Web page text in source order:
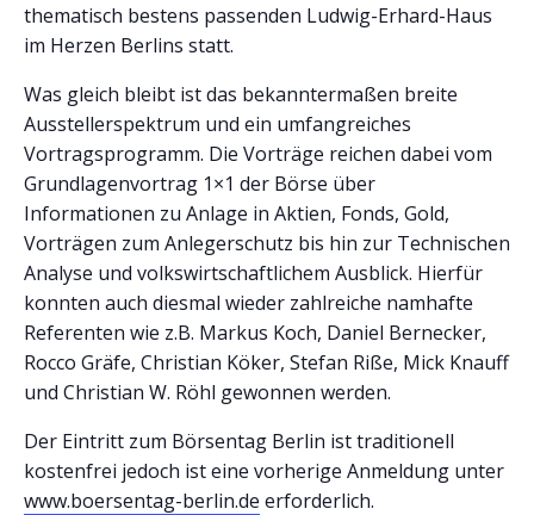
thematisch bestens passenden Ludwig-Erhard-Haus
im Herzen Berlins statt.
Was gleich bleibt ist das bekanntermaßen breite
Ausstellerspektrum und ein umfangreiches
Vortragsprogramm. Die Vorträge reichen dabei vom
Grundlagenvortrag 1×1 der Börse über
Informationen zu Anlage in Aktien, Fonds, Gold,
Vorträgen zum Anlegerschutz bis hin zur Technischen
Analyse und volkswirtschaftlichem Ausblick. Hierfür
konnten auch diesmal wieder zahlreiche namhafte
Referenten wie z.B. Markus Koch, Daniel Bernecker,
Rocco Gräfe, Christian Köker, Stefan Riße, Mick Knauff
und Christian W. Röhl gewonnen werden.
Der Eintritt zum Börsentag Berlin ist traditionell
kostenfrei jedoch ist eine vorherige Anmeldung unter
www.boersentag-berlin.de erforderlich.